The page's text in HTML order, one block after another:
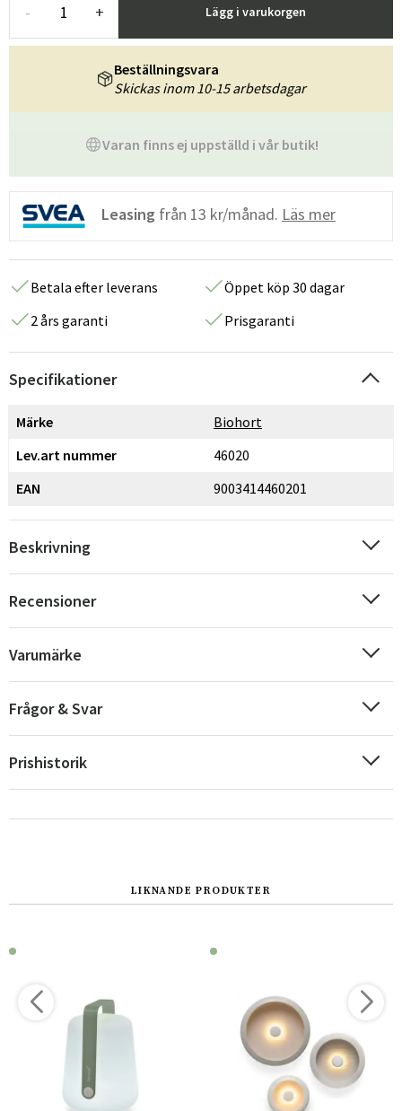
- + Lägg i varukorgen
Varan finns ej uppställd i vår butik!
Beställningsvara
Skickas inom 10-15 arbetsdagar
Leasing från 13 kr/månad. Läs mer
Betala efter leverans
Öppet köp 30 dagar
2 års garanti
Prisgaranti
Specifikationer
Märke
Biohort
Lev.art nummer
46020
EAN
9003414460201
Beskrivning
Recensioner
Varumärke
Frågor & Svar
Prishistorik
LIKNANDE PRODUKTER